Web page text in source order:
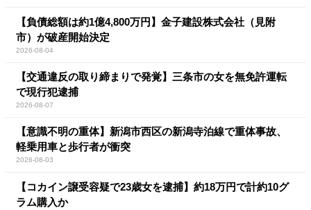
【負債総額は約1億4,800万円】金子建設株式会社（見附
市）が破産開始決定
2026-08-04
【交通違反の取り締まりで発覚】三条市の女を無免許運転
で現行犯逮捕
2026-08-07
【意識不明の重体】新潟市西区の新潟寺泊線で重体事故、
軽乗用車と歩行者が衝突
2026-08-03
【コカイン譲受容疑で23歳女を逮捕】約18万円で計約10グ
ラム購入か